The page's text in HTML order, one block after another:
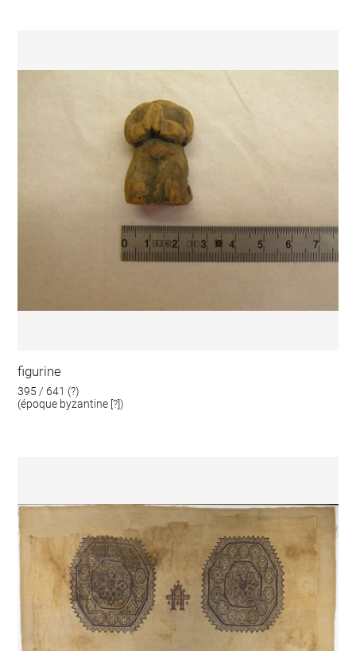
figurine
395 / 641 (?)
(époque byzantine [?])